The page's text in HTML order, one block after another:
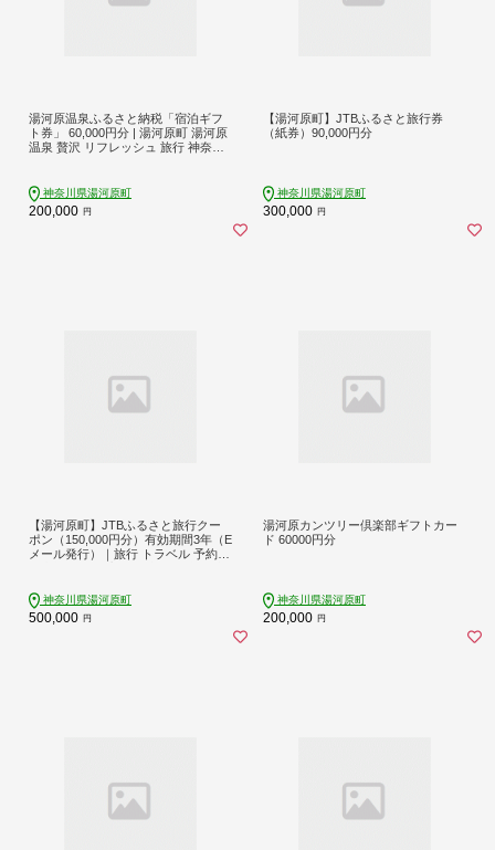
湯河原温泉ふるさと納税「宿泊ギフ
ト券」 60,000円分 | 湯河原町 湯河原
温泉 贅沢 リフレッシュ 旅行 神奈川
神奈川県湯河原町
200,000 円
【湯河原町】JTBふるさと旅行券
（紙券）90,000円分
神奈川県湯河原町
300,000 円
【湯河原町】JTBふるさと旅行クー
ポン（150,000円分）有効期間3年（E
メール発行）｜旅行 トラベル 予約
ケット 子供 子連れ カップル 家族 人
気 おすすめ 旅行クーポン 店頭 オン
ライン ネット予約 電話 有効期間3年
神奈川県湯河原町
500,000 円
湯河原カンツリー倶楽部ギフトカー
ド 60000円分
神奈川県湯河原町
200,000 円